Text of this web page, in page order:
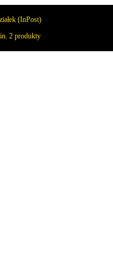
(InPost)
2 produkty